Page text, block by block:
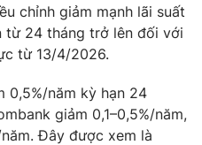
Podcast
chỉnh giảm mạnh lãi suất
từ 24 tháng trở lên đối với
từ 13/4/2026.
0,5%/năm kỳ hạn 24
giảm 0,1–0,5%/năm,
Đây được xem là